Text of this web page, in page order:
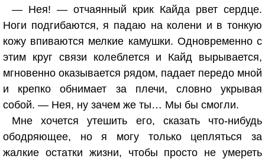
— Нея! — отчаянный крик Кайда рвет сердце.
Ноги подгибаются, я падаю на колени и в тонкую
кожу впиваются мелкие камушки. Одновременно с
этим круг связи колеблется и Кайд вырывается,
мгновенно оказывается рядом, падает передо мной
и крепко обнимает за плечи, словно укрывая
собой. — Нея, ну зачем же ты… Мы бы смогли.
Мне хочется утешить его, сказать что-нибудь
ободряющее, но я могу только цепляться за
жалкие остатки жизни, чтобы просто не умереть